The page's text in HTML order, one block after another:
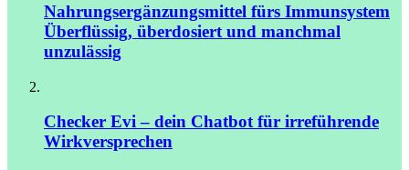
Nahrungsergänzungsmittel fürs Immunsystem
Überflüssig, überdosiert und manchmal
unzulässig
Checker Evi – dein Chatbot für irreführende
Wirkversprechen